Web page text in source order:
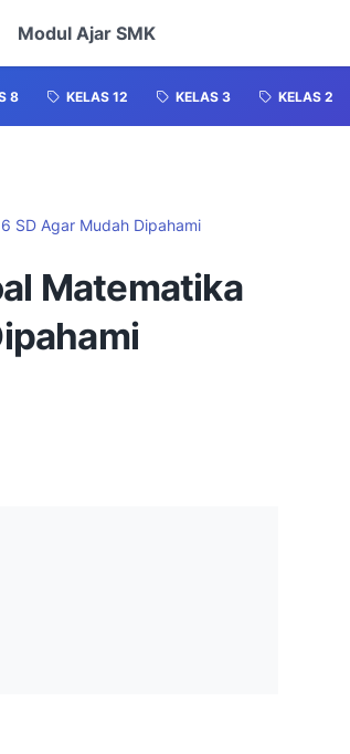
Modul Ajar SMK
8 KELAS 12 KELAS 3 KELAS 2
SD Agar Mudah Dipahami
Matematika